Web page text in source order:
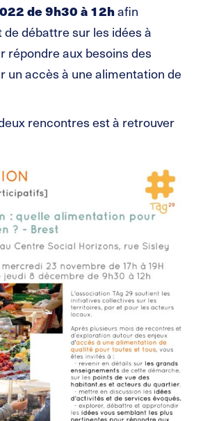
de 9h30 à 12hafin
de débattre sur les idées à
répondre aux besoins des
un accès à une alimentation de
rencontres est à retrouver